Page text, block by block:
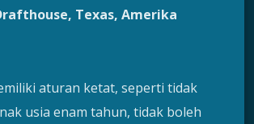
Texas, Amerika
aturan ketat, seperti tidak
usia enam tahun, tidak boleh